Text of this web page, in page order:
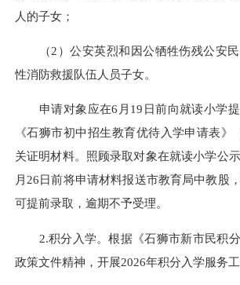
人的子女；
（2）公安英烈和因公牺牲伤残公安民
性消防救援队伍人员子女。
申请对象应在6月19日前向就读小学提
《石狮市初中招生教育优待入学申请表》
关证明材料。照顾录取对象在就读小学公
月26日前将申请材料报送市教育局中教股
可提前录取，逾期不予受理。
2.积分入学。根据《石狮市新市民积分
政策文件精神，开展2026年积分入学服务工